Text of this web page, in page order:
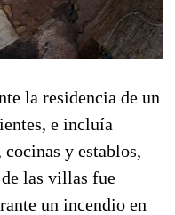
la residencia de un
e incluía
y establos,
las villas fue
un incendio en